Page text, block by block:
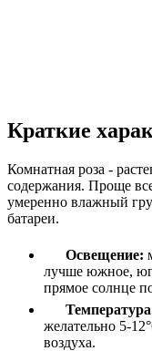
Краткие
Комнатная роза -
содержания. Проще
умеренно влажный
батареи.
Освещение:
лучше южное,
прямое солнце
желательно 5-
воздуха.